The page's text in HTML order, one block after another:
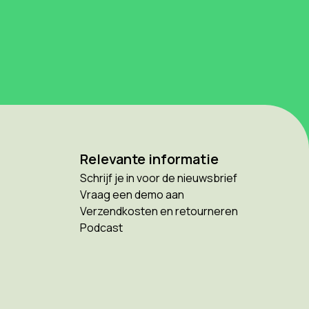
Relevante informatie
Schrijf je in voor de nieuwsbrief
Vraag een demo aan
Verzendkosten en retourneren
Podcast